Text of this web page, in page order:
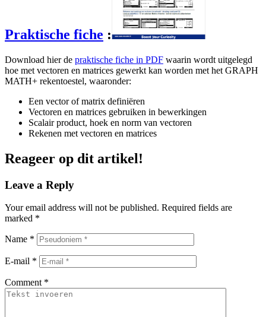
Praktische fiche :
Download hier de praktische fiche in PDF waarin wordt uitgelegd
hoe met vectoren en matrices gewerkt kan worden met het GRAPH
MATH+ rekentoestel, waaronder:
Een vector of matrix definiëren
Vectoren en matrices gebruiken in bewerkingen
Scalair product, hoek en norm van vectoren
Rekenen met vectoren en matrices
Reageer op dit artikel!
Leave a Reply
Your email address will not be published. Required fields are
marked *
Name *
E-mail *
Comment *